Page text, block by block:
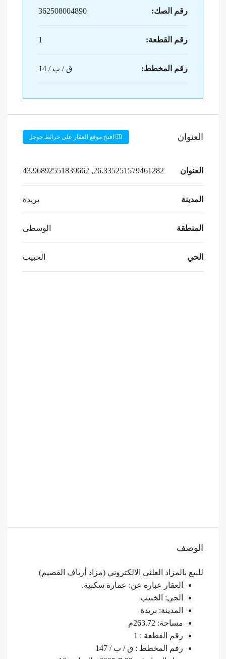
رقم الصك: 362508004890
رقم القطعة: 1
رقم المخطط: ق / ب / 14
العنوان افتح موقع العقار على خرائط جوجل
العنوان 26.335251579461282, 43.96892551839662
المدينة بريدة
المنطقة الوسطى
الحي الخبيب
الوصف
للبيع بالمزاد العلني الالكتروني (مزاد أرياف القصيم)
العقار عبارة عن: عمارة سكنية.
الحي: الخبيب
المدينة: بريدة
مساحة: 263.72م
رقم القطعة : 1
رقم المخطط : ق / ب / 147